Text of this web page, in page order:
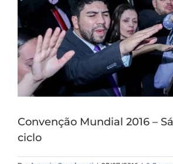
Convenção Mundial 2016 –
ciclo